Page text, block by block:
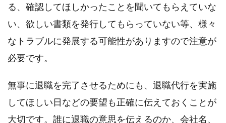
る、確認してほしかったことを聞いてもらえていな
い、欲しい書類を発行してもらっていない等、様々
なトラブルに発展する可能性がありますので注意が
必要です。
無事に退職を完了させるためにも、退職代行を実施
してほしい日などの要望も正確に伝えておくことが
大切です。誰に退職の意思を伝えるのか、会社名、